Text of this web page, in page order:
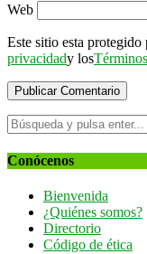
Web
Este sitio esta
privacidady los
Conócenos
Bienvenida
¿Quiénes somos?
Directorio
Código de ética